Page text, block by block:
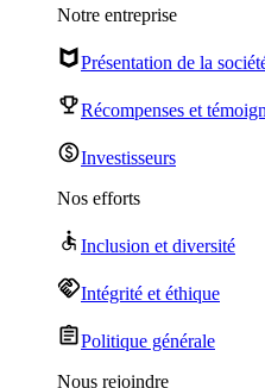
Notre entreprise
Présentation de la
Récompenses et
Investisseurs
Nos efforts
Inclusion et diversité
Intégrité et éthique
Politique générale
Nous rejoindre